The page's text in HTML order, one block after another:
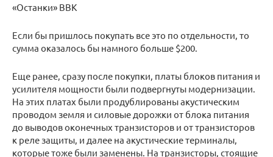
«Останки» BBK
Если бы пришлось покупать все это по отдельности, то
сумма оказалось бы намного больше $200.
Еще ранее, сразу после покупки, платы блоков питания и
усилителя мощности были подвергнуты модернизации.
На этих платах были продублированы акустическим
проводом земля и силовые дорожки от блока питания
до выводов оконечных транзисторов и от транзисторов
к реле защиты, и далее на акустические терминалы,
которые тоже были заменены. На транзисторы, стоящие